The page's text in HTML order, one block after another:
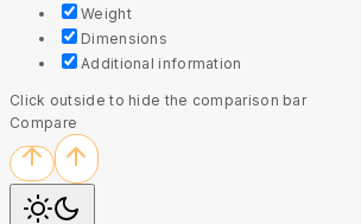
Weight
Dimensions
Additional information
Click outside to hide the comparison bar
Compare